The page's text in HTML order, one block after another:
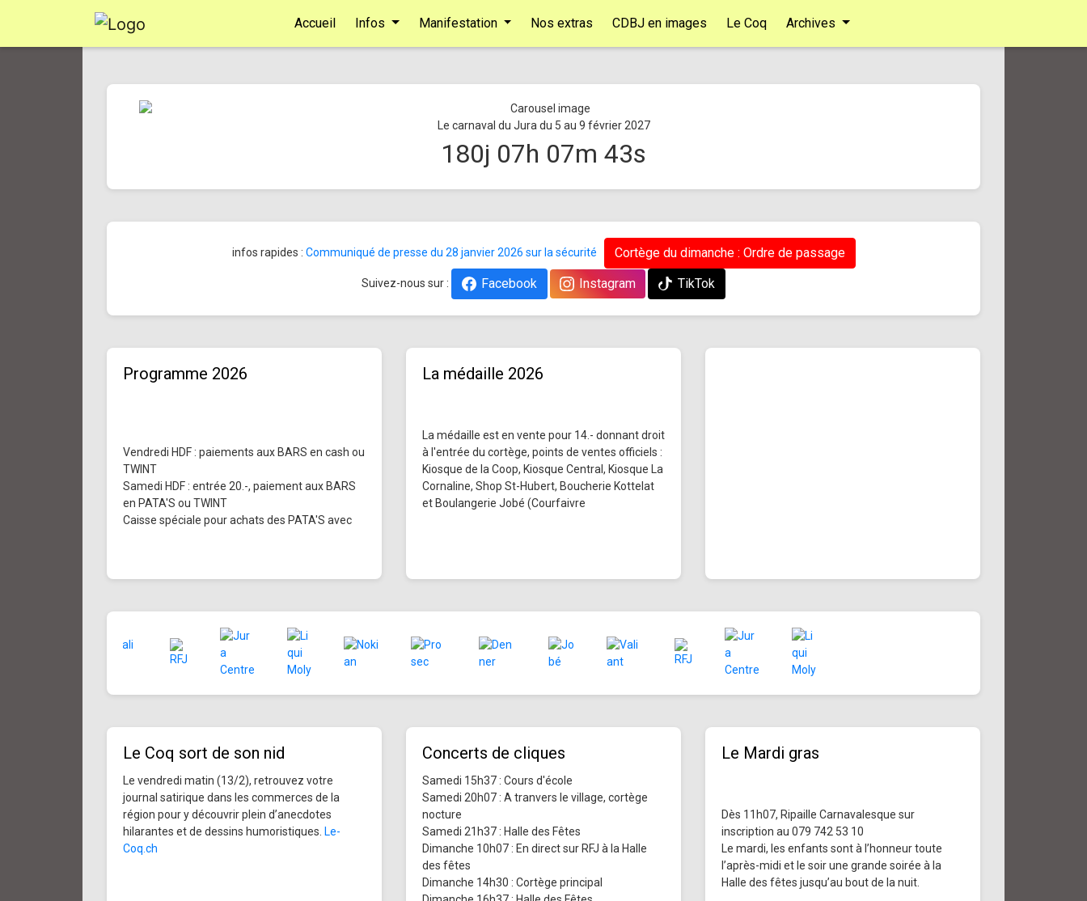
Accueil Infos Manifestation Nos extras CDBJ en images Le Coq Archives
Le carnaval du Jura du 5 au 9 février 2027
180j 07h 07m 42s
infos rapides : Communiqué de presse du 28 janvier 2026 sur la sécurité Cortège du dimanche : Ordre de passage
Suivez-nous sur : Facebook Instagram TikTok
Programme 2026
Vendredi HDF : paiements aux BARS en cash ou
TWINT
Samedi HDF : entrée 20.-, paiement aux BARS
en PATA'S ou TWINT
Caisse spéciale pour achats des PATA'S avec
La médaille 2026
La médaille est en vente pour 14.- donnant droit
à l'entrée du cortège, points de ventes officiels :
Kiosque de la Coop, Kiosque Central, Kiosque La
Cornaline, Shop St-Hubert, Boucherie Kottelat
et Boulangerie Jobé (Courfaivre
Le Coq sort de son nid
Le vendredi matin (13/2), retrouvez votre
journal satirique dans les commerces de la
région pour y découvrir plein d’anecdotes
hilarantes et de dessins humoristiques. Le-
Coq.ch
Concerts de cliques
Samedi 15h37 : Cours d'école
Samedi 20h07 : A tranvers le village, cortège
nocture
Samedi 21h37 : Halle des Fêtes
Dimanche 10h07 : En direct sur RFJ à la Halle
des fêtes
Dimanche 14h30 : Cortège principal
Le Mardi gras
Dès 11h07, Ripaille Carnavalesque sur
inscription au 079 742 53 10
Le mardi, les enfants sont à l’honneur toute
l’après-midi et le soir une grande soirée à la
Halle des fêtes jusqu’au bout de la nuit.